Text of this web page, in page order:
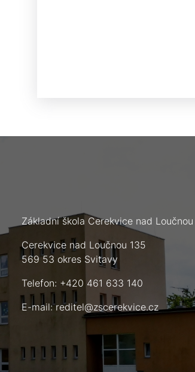
Základní škola Cerekvice nad Loučnou
Cerekvice nad Loučnou 135
569 53 okres Svitavy
Telefon: +420 461 633 140
E-mail:reditel@zscerekvice.cz